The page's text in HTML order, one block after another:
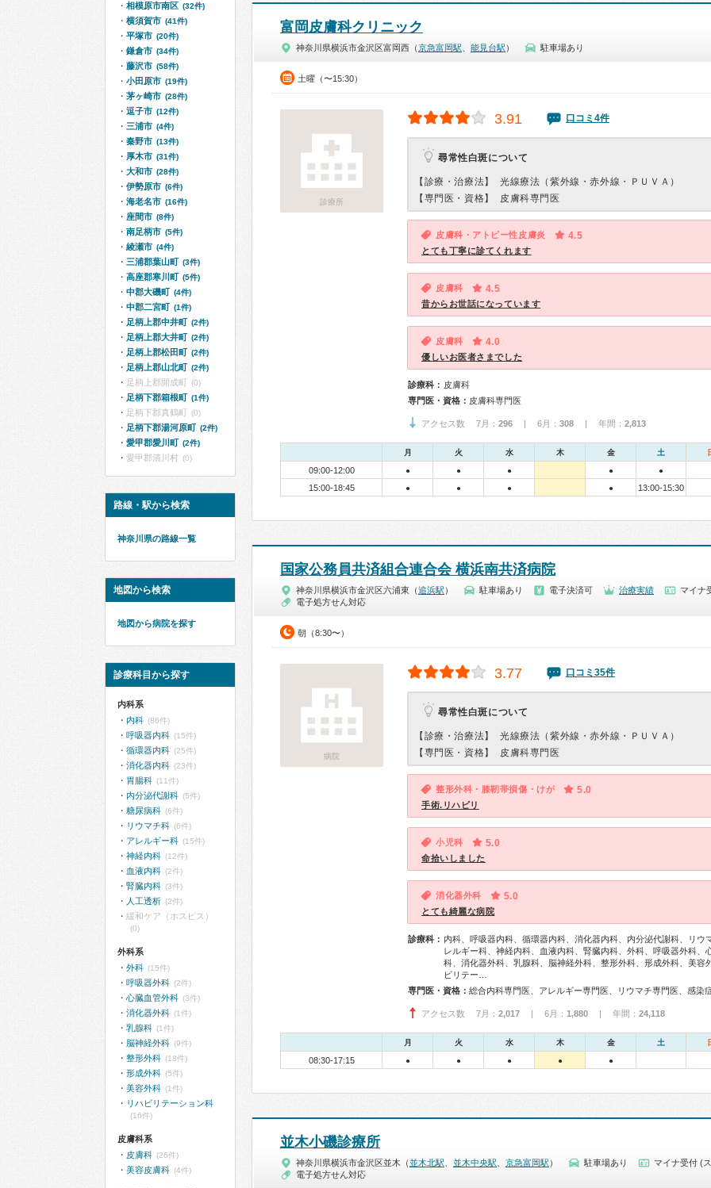
富岡皮膚科クリニック
神奈川県横浜市金沢区富岡西（京急富岡駅 能見台駅 ） 駐車場あり
土曜（〜15:30）
診療所
3.91 口コミ4件
尋常性白斑について
【診療・治療法】
光線療法（紫外線・赤外線・ＰＵＶＡ）
【専門医・資格】
皮膚科専門医
皮膚科・アトピー性皮膚炎 4.5
とても丁寧に診てくれます
皮膚科 4.5
昔からお世話になっています
皮膚科 4.0
優しいお医者さまでした
診療科： 皮膚科
専門医・資格： 皮膚科専門医
アクセス数 7月： 296 | 6月： 308 | 年間： 2,813
月 火 水 木 金 土
09:00-12:00 ● ● ● ● ●
15:00-18:45 ● ● ● ● 13:00-15:30
国家公務員共済組合連合会 横浜南共済病院
神奈川県横浜市金沢区六浦東（追浜駅 ） 駐車場あり 電子決済可 治療実績
マイナ
電子処方せん対応
朝（8:30〜）
病院
3.77 口コミ35件
尋常性白斑について
【診療・治療法】
光線療法（紫外線・赤外線・ＰＵＶＡ）
【専門医・資格】
皮膚科専門医
整形外科・膝靭帯損傷・けが 5.0
手術.リハビリ
小児科 5.0
命拾いしました
消化器外科 5.0
とても綺麗な病院
診療科： 内科、呼吸器内科、循環器内科、消化器内科、内分泌代謝科、リウ
レルギー科、神経内科、血液内科、腎臓内科、外科、呼吸器外科、
科、消化器外科、乳腺科、脳神経外科、整形外科、形成外科、美容
ビリテー…
専門医・資格：
アクセス数 7月： 2,017 | 6月： 1,880 | 年間： 24,118
月 火 水 木 金 土
08:30-17:15 ● ● ● ● ●
並木小磯診療所
神奈川県横浜市金沢区並木（並木北駅 並木中央駅 京急富岡駅 ） 駐車場あり
マイナ受付 (
電子処方せん対応
相模原市南区 (32件)
横須賀市 (41件)
平塚市 (20件)
鎌倉市 (34件)
藤沢市 (58件)
小田原市 (19件)
茅ヶ崎市 (28件)
逗子市 (12件)
三浦市 (4件)
秦野市 (13件)
厚木市 (31件)
大和市 (28件)
伊勢原市 (6件)
海老名市 (16件)
座間市 (8件)
南足柄市 (5件)
綾瀬市 (4件)
三浦郡葉山町 (3件)
高座郡寒川町 (5件)
中郡大磯町 (4件)
中郡二宮町 (1件)
足柄上郡中井町 (2件)
足柄上郡大井町 (2件)
足柄上郡松田町 (2件)
足柄上郡山北町 (2件)
足柄上郡開成町 (0)
足柄下郡箱根町 (1件)
足柄下郡真鶴町 (0)
足柄下郡湯河原町 (2件)
愛甲郡愛川町 (2件)
愛甲郡清川村 (0)
路線・駅から検索
神奈川県の路線一覧
地図から検索
地図から病院を探す
診療科目から探す
内科系
内科 (86件)
呼吸器内科 (15件)
循環器内科 (25件)
消化器内科 (23件)
胃腸科 (11件)
内分泌代謝科 (5件)
糖尿病科 (6件)
リウマチ科 (6件)
アレルギー科 (15件)
神経内科 (12件)
血液内科 (2件)
腎臓内科 (3件)
人工透析 (2件)
緩和ケア（ホスピス）
(0)
外科系
外科 (15件)
呼吸器外科 (2件)
心臓血管外科 (3件)
消化器外科 (1件)
乳腺科 (1件)
脳神経外科 (9件)
整形外科 (18件)
形成外科 (5件)
美容外科 (1件)
リハビリテーション科
(16件)
皮膚科系
皮膚科 (26件)
美容皮膚科 (4件)